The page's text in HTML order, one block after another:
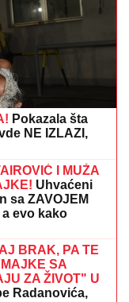
JOVANOVIĆ
VELIKOG
na njegova
od ljubavi"
pa javno
"Skoro svi na